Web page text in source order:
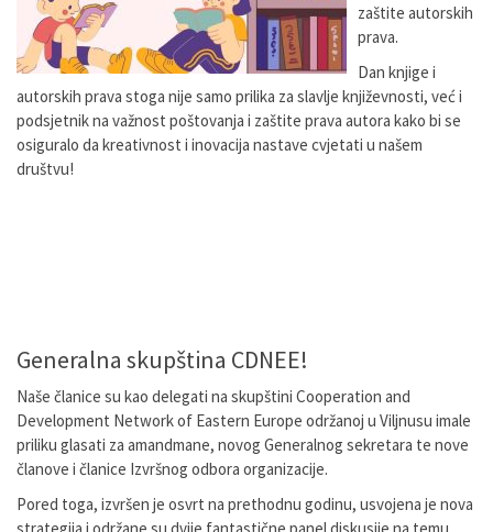
zaštite autorskih
prava.
Dan knjige i
autorskih prava stoga nije samo prilika za slavlje književnosti, već i
podsjetnik na važnost poštovanja i zaštite prava autora kako bi se
osiguralo da kreativnost i inovacija nastave cvjetati u našem
društvu!
Generalna skupština CDNEE!
Naše članice su kao delegati na skupštini Cooperation and
Development Network of Eastern Europe održanoj u Viljnusu imale
priliku glasati za amandmane, novog Generalnog sekretara te nove
članove i članice Izvršnog odbora organizacije.
Pored toga, izvršen je osvrt na prethodnu godinu, usvojena je nova